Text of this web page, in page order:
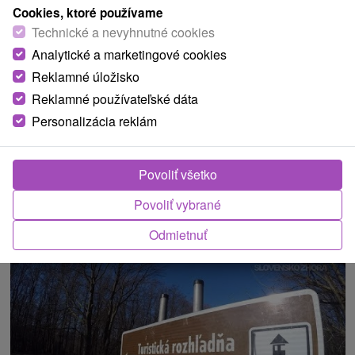
Turistický región
Západné Slovensko, Bratislava a okolie, Malé Karpaty,
Bratislavský kraj, Pezinská Baba
Našli ste chybu alebo nám chcete odporučiť novú atrakciu
Cookies, ktoré používame
Technické a nevyhnutné cookies
Analytické a marketingové cookies
Reklamné úložisko
Reklamné používateľské dáta
Personalizácia reklám
Odmietnuť
Povoliť vybrané
Povoliť všetko